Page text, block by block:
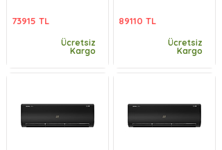
73915 TL
Ücretsiz
Kargo
89110 TL
Ücretsiz
Kargo